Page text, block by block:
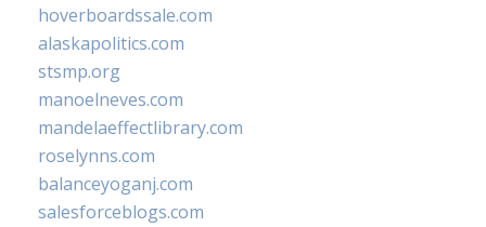
hoverboardssale.com
alaskapolitics.com
stsmp.org
manoelneves.com
mandelaeffectlibrary.com
roselynns.com
balanceyoganj.com
salesforceblogs.com